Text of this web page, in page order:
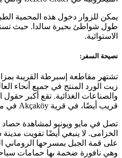
يمكن للزوار دخول هذه المحمية
طول شواطئ بحيرة سالدا. حيث
الاستوائية.
نصيحة السفر:
زيت الورد المنتج في جميع أنحاء
والصناعات الغذائية. تقع أكبر
قريب أيضًا، في قرية Akçaköy في مقاطعة Burdur.
تصل في مايو ويونيو لمشاهدة حصاد
الخزامى. لا ينبغي أيضًا تفويت
وهي نافورة ضخمة بها حمامات